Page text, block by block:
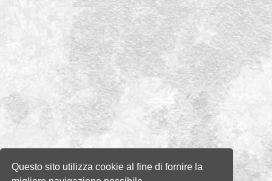
Questo sito utilizza cookie al fine di fornire la